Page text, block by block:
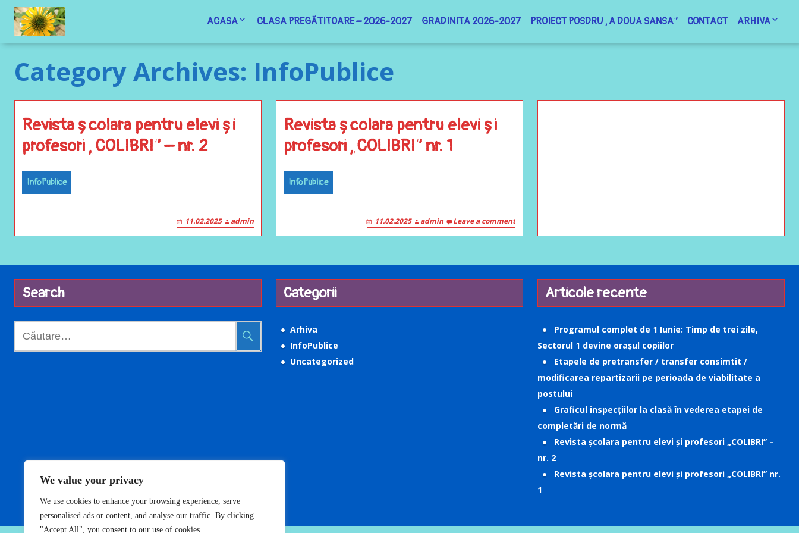
We value your privacy
We use cookies to enhance your browsing experience, serve
personalised ads or content, and analyse our traffic. By clicking
"Accept All", you consent to our use of cookies.
ACASA
Revista COLIBRI
Revista școlara pentru elevi și
ECHIPA NOASTRA
Documente de interes public
ANUNȚ DE PARTICIPARE – Achizitii
publice 2024-2025
CLASA PREGĂTITOARE – 2026-2027 GRADINITA 2026-2027 PROIECT POSDRU „A DOUA SANSA” CONTACT ARHIVA
Clasa
Category Archives: InfoPublice
Revista școlara pentru elevi și
profesori „COLIBRI” – nr. 2
InfoPublice
11.02.2025 admin
Revista școlara pentru elevi și
profesori „COLIBRI” nr. 1
InfoPublice
11.02.2025 admin Leave a comment
Search
Caută
Categorii
Arhiva
InfoPublice
Uncategorized
Articole recente
Programul complet de 1 Iunie: Timp de trei zile,
Sectorul 1 devine orașul copiilor
Etapele de pretransfer / transfer consimtit /
modificarea repartizarii pe perioada de viabilitate a
postului
Graficul inspecțiilor la clasă în vederea etapei de
completări de normă
Revista școlara pentru elevi și profesori „COLIBRI” –
nr. 2
Revista școlara pentru elevi și profesori „COLIBRI” nr.
1